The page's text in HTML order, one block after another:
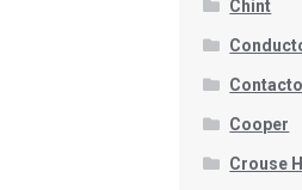
Chint
Cooper
Crouse